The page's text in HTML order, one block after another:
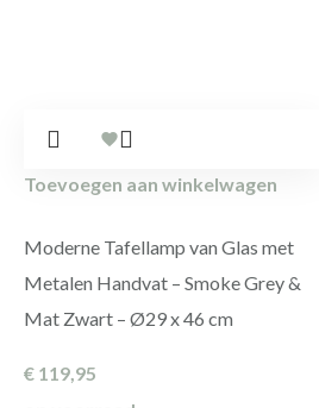
Toevoegen aan winkelwagen
Moderne Tafellamp van Glas met
Metalen Handvat – Smoke Grey &
Mat Zwart – Ø29 x 46 cm
€ 119,95